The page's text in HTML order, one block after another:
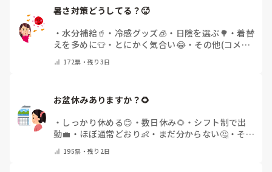
暑さ対策どうしてる？🥵
・水分補給🥤 ・ 冷感グッズ🧊 ・ 日陰を選ぶ🌳 ・着替
えを多めに👕 ・ とにかく気合い😂・ その他(コメン
172票・残り3日
お盆休みありますか？🌻
・ しっかり休める😊 ・ 数日休み🌻 ・ シフト制で出
勤💼 ・ ほぼ通常どおり👶 ・ まだ分からない🤔・ その
195票・残り2日